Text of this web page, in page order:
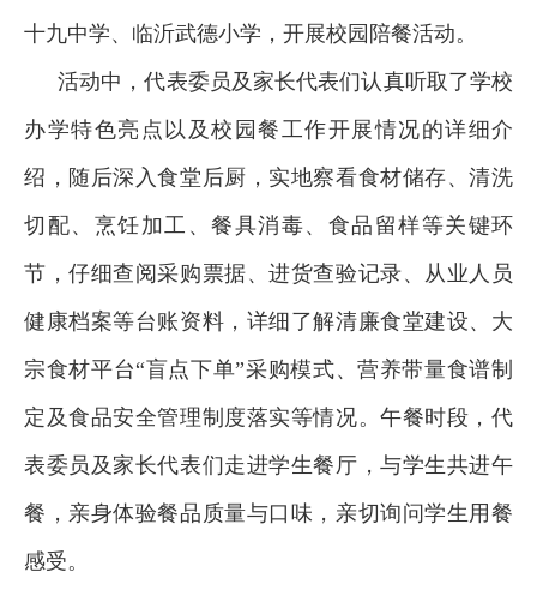
十九中学、临沂武德小学，开展校园陪餐活动。
活动中，代表委员及家长代表们认真听取了学校
办学特色亮点以及校园餐工作开展情况的详细介
绍，随后深入食堂后厨，实地察看食材储存、清洗
切配、烹饪加工、餐具消毒、食品留样等关键环
节，仔细查阅采购票据、进货查验记录、从业人员
健康档案等台账资料，详细了解清廉食堂建设、大
宗食材平台“盲点下单”采购模式、营养带量食谱制
定及食品安全管理制度落实等情况。午餐时段，代
表委员及家长代表们走进学生餐厅，与学生共进午
餐，亲身体验餐品质量与口味，亲切询问学生用餐
感受。